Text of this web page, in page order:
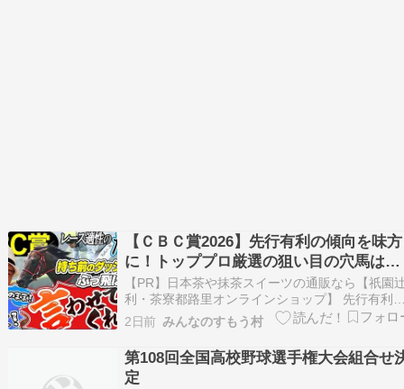
【ＣＢＣ賞2026】先行有利の傾向を味方
に！トッププロ厳選の狙い目の穴馬はこ
れだ！
【PR】日本茶や抹茶スイーツの通販なら【祇園
利・茶寮都路里オンラインショップ】 先行有利
傾向を考慮したプロの予想は、競馬ファンにとっ
て非常に参考になるでしょう。一変を期待できる
穴馬を厳選するというコンセプトは、普段見逃し
てしまうような馬にも注目するきっかけを提供し
てくれます。…
2日前 みんなのすもう村
第108回全国高校野球選手権大会組合せ
定